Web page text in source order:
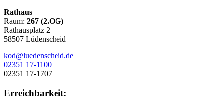
Rathaus
Raum: 267 (2.OG)
Rathausplatz 2
58507 Lüdenscheid
kod@luedenscheid.de
02351 17-1100
02351 17-1707
Erreichbarkeit: